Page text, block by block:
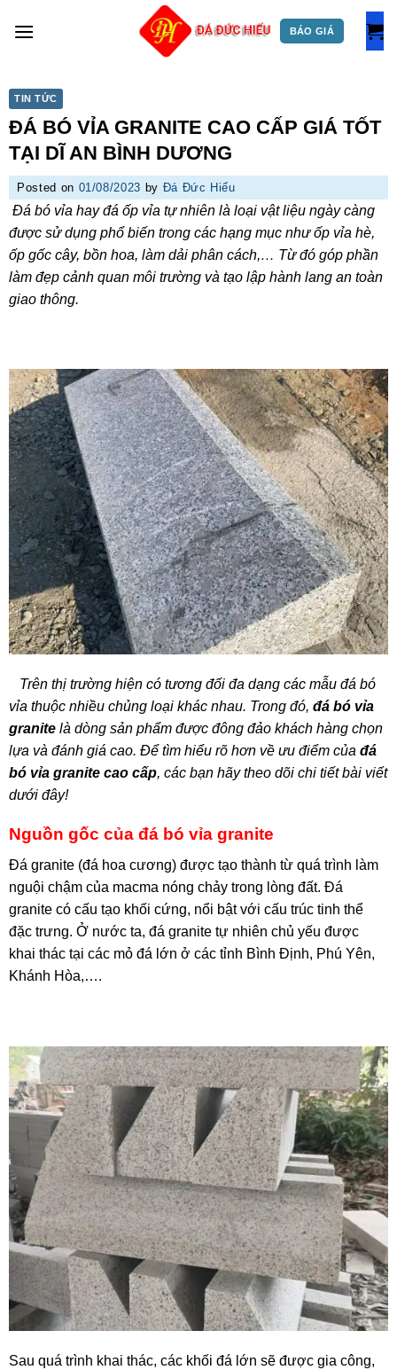
BÁO GIÁ
TIN TỨC
ĐÁ BÓ VỈA GRANITE CAO CẤP GIÁ TỐT
TẠI DĨ AN BÌNH DƯƠNG
Posted on 01/08/2023 by Đá Đức Hiếu
Đá bó vỉa hay đá ốp vỉa tự nhiên là loại vật liệu ngày càng
được sử dụng phổ biến trong các hạng mục như ốp vỉa hè,
ốp gốc cây, bồn hoa, làm dải phân cách,… Từ đó góp phần
làm đẹp cảnh quan môi trường và tạo lập hành lang an toàn
giao thông.
Trên thị trường hiện có tương đối đa dạng các mẫu đá bó
vỉa thuộc nhiều chủng loại khác nhau. Trong đó, đá bó vỉa
granite là dòng sản phẩm được đông đảo khách hàng chọn
lựa và đánh giá cao. Để tìm hiểu rõ hơn về ưu điểm của đá
bó vỉa granite cao cấp, các bạn hãy theo dõi chi tiết bài viết
dưới đây!
Nguồn gốc của đá bó vỉa granite
Đá granite (đá hoa cương) được tạo thành từ quá trình làm
nguội chậm của macma nóng chảy trong lòng đất. Đá
granite có cấu tạo khối cứng, nổi bật với cấu trúc tinh thể
đặc trưng. Ở nước ta, đá granite tự nhiên chủ yếu được
khai thác tại các mỏ đá lớn ở các tỉnh Bình Định, Phú Yên,
Khánh Hòa,….
Sau quá trình khai thác, các khối đá lớn sẽ được gia công,